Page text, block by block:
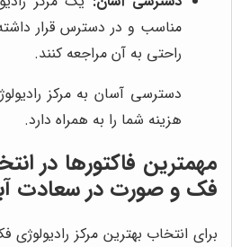
مناسب و در دسترس قرار داشته
راحتی به آن مراجعه کنند.
دسترسی آسان به مرکز
هزینه شما را به همراه دارد.
مهمترین فاکتورها در
فک و صورت در سعادت
برای انتخاب بهترین مرکز